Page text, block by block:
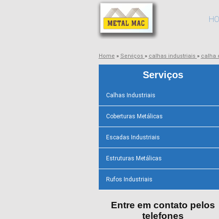
Home » Serviços » calhas industriais » calha
Serviços
Calhas Industriais
Coberturas Metálicas
Escadas Industriais
Estruturas Metálicas
Rufos Industriais
Entre em contato pelos
telefones